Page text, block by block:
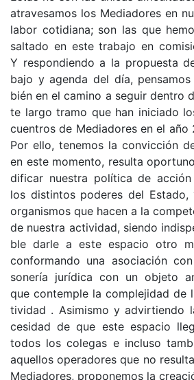
atra­ve­s­a­mos los Me­dia­do­res en
la­bor co­ti­dia­na; son las que
sal­ta­do en es­te tra­ba­jo en
Y res­pon­dien­do a la pro­pues­ta
ba­jo y agen­da del día,
bién en el ca­mino a se­guir den­tro
te lar­go tra­mo que han ini­cia­do
cuen­tros de Me­dia­do­res en el año
Por ello, te­ne­mos la con­vic­ción
en es­te mo­men­to, re­sul­ta
di­fi­car nues­tra po­lí­ti­ca de
los dis­tin­tos po­de­res del Es­ta­do,
or­ga­nis­mos que ha­cen a la
de nues­tra ac­ti­vi­da­d, sien­do
ble dar­le a es­te es­pa­cio otro
con­for­man­do una aso­cia­ción
so­ne­ría ju­rí­di­ca con un ob­je­to
que con­tem­ple la com­ple­ji­dad de
ti­vi­dad . Asi­mis­mo y ad­vir­tien­do
ce­si­dad de que es­te es­pa­cio
to­dos los co­le­gas e in­clu­so
aque­llos ope­ra­do­res que no
Me­dia­do­res, pro­po­ne­mos la